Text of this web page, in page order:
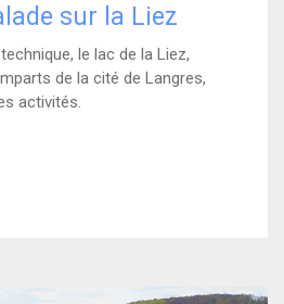
sur la Liez
le lac de la Liez,
de la cité de Langres,
activités.